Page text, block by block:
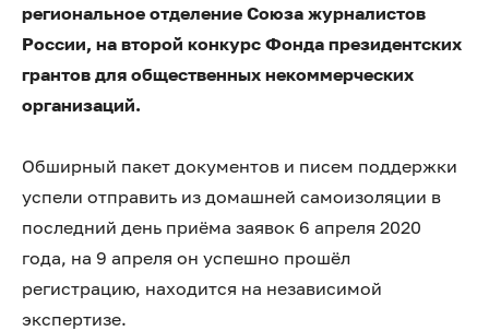
региональное отделение Союза журналистов
России, на второй конкурс Фонда президентских
грантов для общественных некоммерческих
организаций.
Обширный пакет документов и писем поддержки
успели отправить из домашней самоизоляции в
последний день приёма заявок 6 апреля 2020
года, на 9 апреля он успешно прошёл
регистрацию, находится на независимой
экспертизе.